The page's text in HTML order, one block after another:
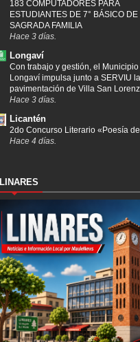
183 COMPUTADORES PARA
ESTUDIANTES DE 7° BÁSICO DE
SAGRADA FAMILIA
Hace 3 días.
Longaví
Con trabajo y gestión, el Municipio
Longaví impulsa junto a SERVIU la
pavimentación de Villa San
Hace 3 días.
Licantén
2do Concurso Literario «Poesía
Hace 4 días.
LINARES